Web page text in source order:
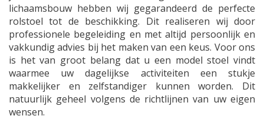
lichaamsbouw hebben wij gegarandeerd de perfecte
rolstoel tot de beschikking. Dit realiseren wij door
professionele begeleiding en met altijd persoonlijk en
vakkundig advies bij het maken van een keus. Voor ons
is het van groot belang dat u een model stoel vindt
waarmee uw dagelijkse activiteiten een stukje
makkelijker en zelfstandiger kunnen worden. Dit
natuurlijk geheel volgens de richtlijnen van uw eigen
wensen.